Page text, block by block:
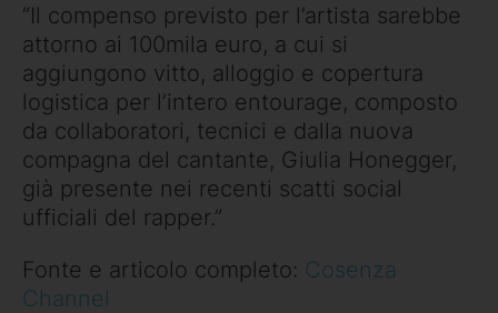
“Il compenso previsto per l’artista sarebbe
attorno ai 100mila euro, a cui si
aggiungono vitto, alloggio e copertura
logistica per l’intero entourage, composto
da collaboratori, tecnici e dalla nuova
compagna del cantante, Giulia Honegger,
già presente nei recenti scatti social
ufficiali del rapper.”
Fonte e articolo completo: Cosenza
Channel